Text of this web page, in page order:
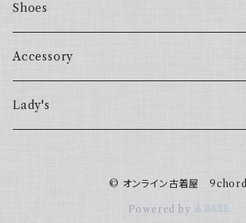
Shoes
Accessory
Lady's
© オンライン古着屋 9chord
Powered by